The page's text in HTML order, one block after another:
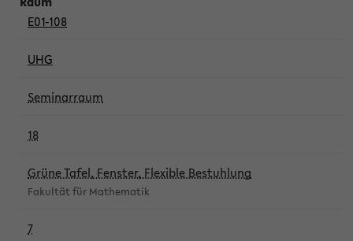
E01-108
UHG
Seminarraum
18
Grüne Tafel, Fenster, Flexible Bestuhlung
Fakultät für Mathematik
7